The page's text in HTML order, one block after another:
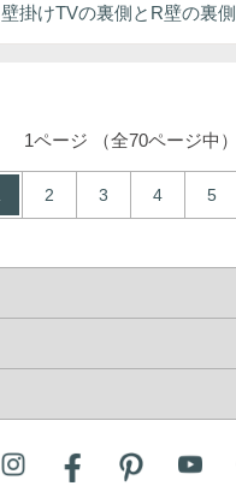
壁掛けTVの裏側とR壁の裏側
1ページ （全70ページ中）
2 3 4 5